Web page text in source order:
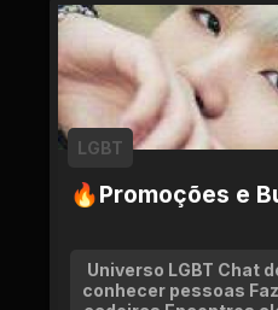
🔥Promoções e
LGBT
Universo LGBT Chat
conhecer pessoas